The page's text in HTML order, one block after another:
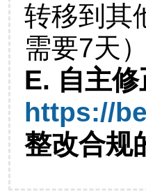
转移到其
需要7天）
E. 自主
https://
整改合规